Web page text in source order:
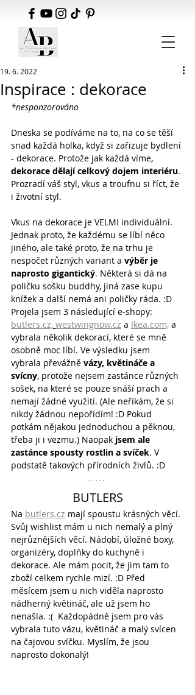
Inspirace : dekorace
19. 6. 2022
*nesponzorováno
Dneska se podíváme na to, na co se těší
snad každá holka, když si zařizuje bydlení
- dekorace. Protože jak každá víme,
dekorace dělají celkový dojem interiéru.
Prozradí váš styl, vkus a troufnu si říct, že
i životní styl.
Vkus na dekorace je VELMI individuální.
Jednak proto, že každému se líbí něco
jiného, ale také proto, že na trhu je
nespočet různých variant a výběr je
naprosto gigantický. Některá si dá na
poličku sošku buddhy, jiná zase kupu
knížek a další nemá ani poličky ráda. :D
Projela jsem 3 následující e-shopy:
butlers.cz, westwingnow.cz a Ikea.com, a
vybrala několik dekorací, které se mně
osobně moc líbí. Ve výsledku jsem
vybrala převážně vázy, květináče a
svícny, protože nejsem zastánce různých
sošek, na které se pouze snáší prach a
nemají žádné využití. (Ale neříkám, že si
nikdy žádnou nepořídím! :D Pokud
potkám nějakou jednoduchou a pěknou,
třeba ji i vezmu.) Naopak jsem ale
zastánce spousty rostlin a svíček. V
podstatě takových přírodních živlů. :D
BUTLERS
Na butlers.cz mají spoustu krásných věcí.
Svůj wishlist mám u nich nemalý a plný
nejrůznějších věcí. Nádobí, úložné boxy,
organizéry, doplňky do kuchyně i
dekorace. Ale mám pocit, že jim tam to
zboží celkem rychle mizí. :D Před
měsícem jsem u nich viděla naprosto
nádherný květináč, ale už jsem ho
nenašla. :(  Každopádně jsem pro vás
vybrala tuto vázu, květináč a malý svícen
na čajovou svíčku. Myslím, že jsou
naprosto dokonalý!